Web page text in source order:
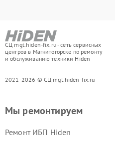
СЦ mgt.hiden-fix.ru - сеть сервисных
центров в Магнитогорске по ремонту
и обслуживанию техники Hiden
2021-2026 © СЦ mgt.hiden-fix.ru
Мы ремонтируем
Ремонт ИБП Hiden